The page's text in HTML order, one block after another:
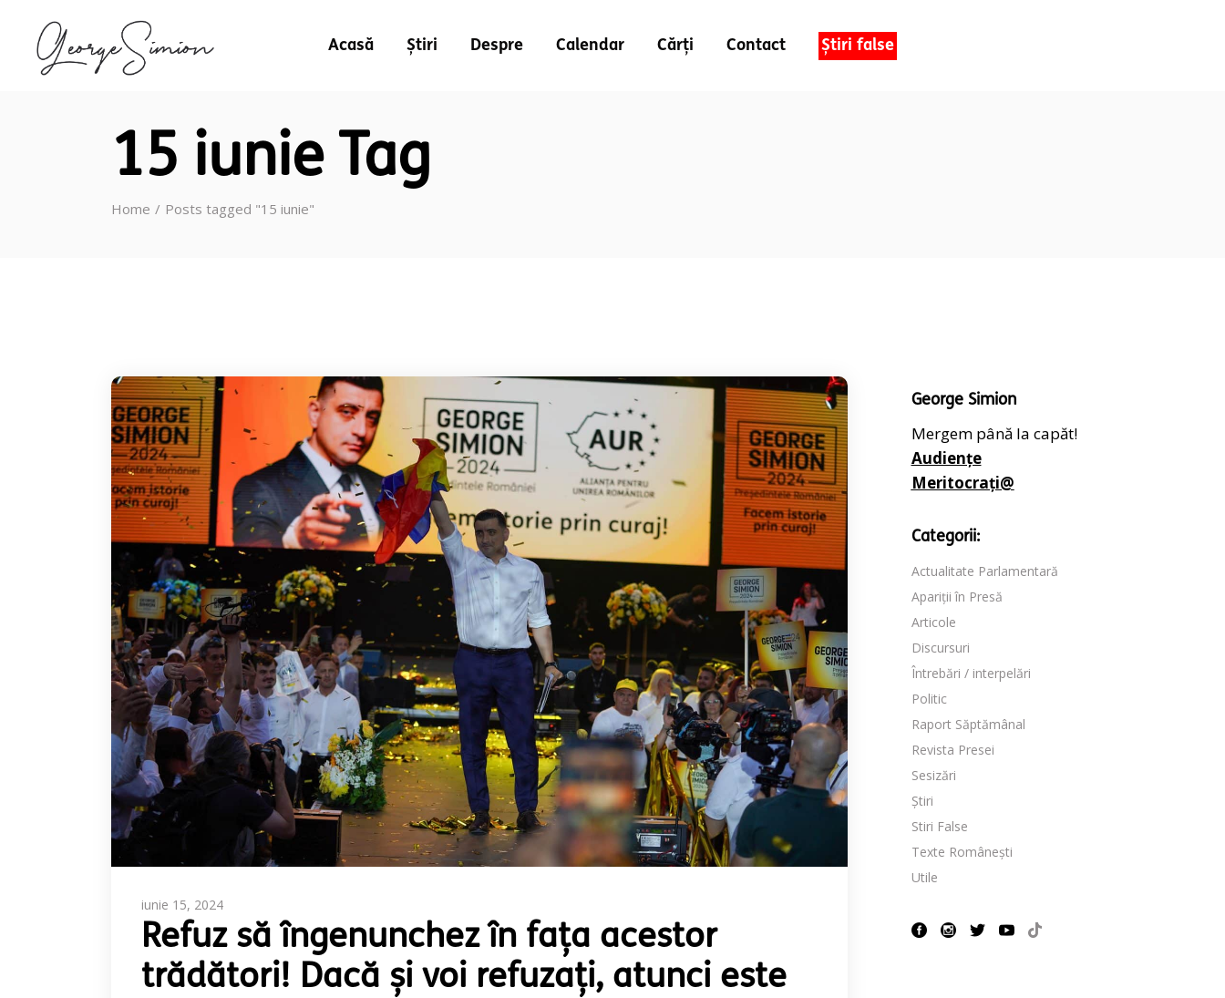
Acasă Știri Despre Calendar Cărți Contact Știri false
15 iunie Tag
Home Posts tagged "15 iunie"
iunie 15, 2024
Refuz să îngenunchez în fața acestor
trădători! Dacă și voi refuzați, atunci este
George Simion
Mergem până la capăt!
Audiențe
Meritocrați@
Categorii:
Actualitate Parlamentară
Apariții în Presă
Articole
Discursuri
Întrebări / interpelări
Politic
Raport Săptămânal
Revista Presei
Sesizări
Știri
Stiri False
Texte Românești
Utile